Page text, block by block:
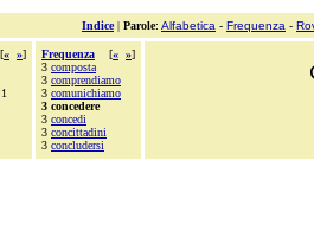
Indice| Parole: Alfabetica - Frequenza -
[« »]
1
Frequenza [« »]
3 composta
3 comprendiamo
3 comunichiamo
3 concedere
3 concedi
3 concittadini
3 concludersi